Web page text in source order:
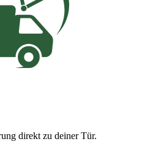
direkt zu deiner Tür.